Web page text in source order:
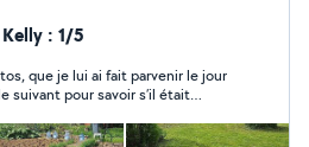
: 1/5
que je lui ai fait parvenir le jour
suivant pour savoir s’il était